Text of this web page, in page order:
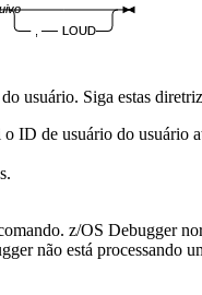
LOUD
usuário. Siga estas
ID de usuário do usuário
z/OS Debugger
não está processando